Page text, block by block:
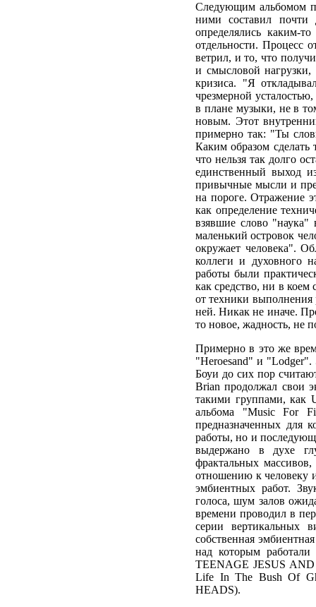
Следующим альбомом
ними составил почти
определялись каким-
отдельности. Процесс
ветрил, и то, что
и смысловой нагрузки,
кризиса. "Я
чрезмерной
в плане музыки, не в
новым. Этот
примерно так: "Ты
Каким образом сделать
что нельзя так долго
единственный выход
привычные мысли и
на пороге. Отражение
как определение
взявшие слово "наука"
маленький островок
окружает человека".
коллеги и духовного
работы были
как средство, ни в
от техники выполнения
ней. Никак не иначе.
то новое, жадность, не
Примерно в это же
"Heroesand" и
Боуи до сих пор
Brian продолжал свои
такими группами, как
альбома "Music For
предназначенных для
работы, но и
выдержано в духе
фрактальных
отношению к человеку
эмбиентных работ.
голоса, шум залов
времени проводил в
серии вертикальных
собственная
над которым
TEENAGE JESUS
Life In The Bush Of
HEADS).